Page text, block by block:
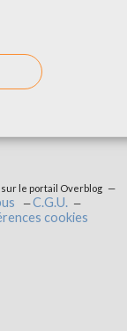
sur le portail Overblog
C.G.U.
cookies